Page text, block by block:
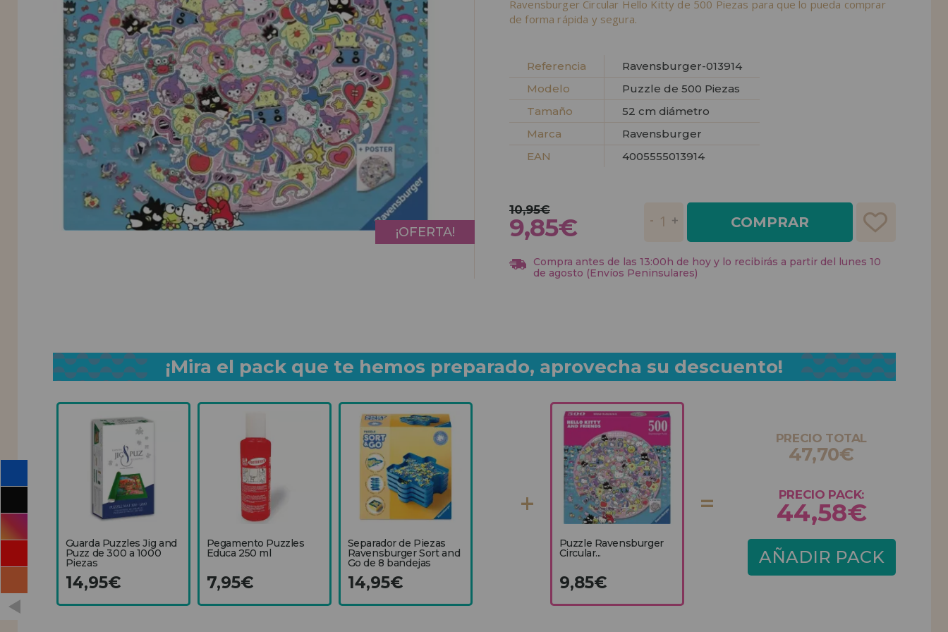
INFORMACIÓN
955 333 133
info@casadelpuzzle.com
Ravensburger Circular Hello Kitty de 500 Piezas para que lo pueda comprar
de forma rápida y segura.
Referencia
Ravensburger-013914
Modelo
Puzzle de 500 Piezas
Tamaño
52 cm diámetro
Marca
Ravensburger
EAN
4005555013914
¡OFERTA!
10,95€
9,85€ COMPRAR
Compra antes de las 13:00h de hoy y lo recibirás a partir del lunes 10
de agosto (Envíos Peninsulares)
¡Mira el pack que te hemos preparado, aprovecha su descuento!
Guarda Puzzles Jig and
Puzz de 300 a 1000
Piezas
14,95€
Pegamento Puzzles
Educa 250 ml
7,95€
Separador de Piezas
Ravensburger Sort and
Go de 8 bandejas
14,95€
Puzzle Ravensburger
Circular...
9,85€
PRECIO TOTAL
47,70€
PRECIO PACK:
44,58€
AÑADIR PACK